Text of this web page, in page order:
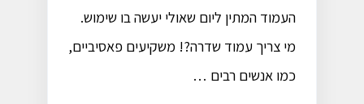
העמוד המתין ליום שאולי יעשה בו שימוש.
מי צריך עמוד שדרה?! משקיעים פאסיביים,
כמו אנשים רבים …